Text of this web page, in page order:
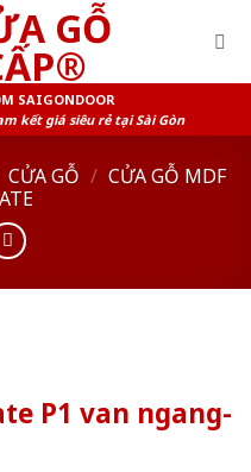
SAIGONDOOR
kết giá siêu rẻ tại Sài Gòn
CỬA GỖ / CỬA GỖ MDF
P1 van ngang-